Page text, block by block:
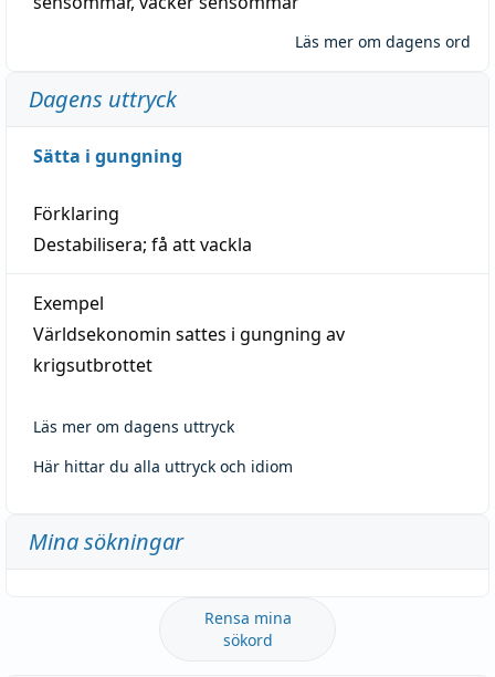
Läs mer om dagens ord
Dagens uttryck
Sätta i gungning
Förklaring
Destabilisera; få att vackla
Exempel
Världsekonomin sattes i gungning av
krigsutbrottet
Läs mer om dagens uttryck
Här hittar du alla uttryck och idiom
Mina sökningar
Rensa mina
sökord